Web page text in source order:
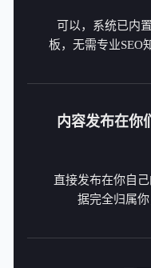
可以，系统已内
板，无需专业SEO
内容发布在你
直接发布在你自
据完全归属你